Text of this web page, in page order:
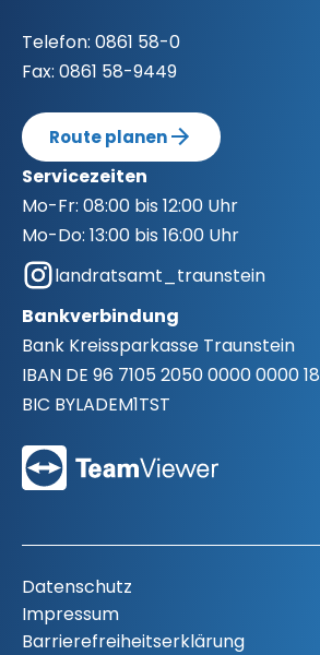
Telefon: 0861 58-0
Fax: 0861 58-9449
Route planen
Servicezeiten
Mo-Fr: 08:00 bis 12:00 Uhr
Mo-Do: 13:00 bis 16:00 Uhr
landratsamt_traunstein
Bankverbindung
Bank Kreissparkasse Traunstein
IBAN DE 96 7105 2050 0000 0000 18
BIC BYLADEM1TST
Datenschutz
Impressum
Barrierefreiheitserklärung